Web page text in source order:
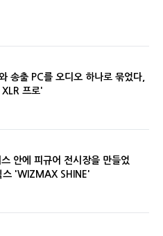
송출 PC를 오디오 하나로 묶었다,
프로'
안에 피규어 전시장을 만들었
스 'WIZMAX SHINE'